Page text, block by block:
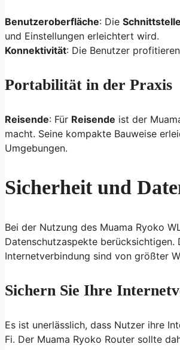
Benutzeroberfläche: Die Schnittstelle
und Einstellungen erleichtert wird.
Konnektivität: Die Benutzer
Portabilität in der Praxis
Reisende: Für Reisende ist der
macht. Seine kompakte Bauweise
Umgebungen.
Sicherheit und
Bei der Nutzung des Muama Ryoko
Datenschutzaspekte
Internetverbindung sind von größter
Sichern Sie Ihre
Es ist unerlässlich, dass Nutzer ihre
Fi. Der Muama Ryoko Router sollte